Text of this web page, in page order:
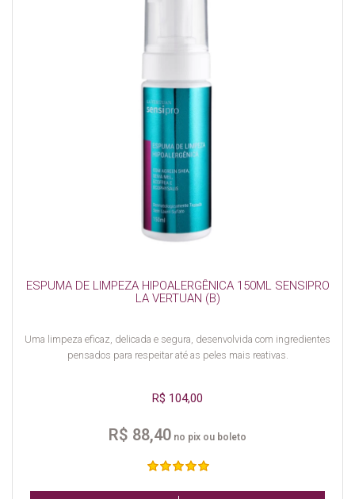
ESPUMA DE LIMPEZA HIPOALERGÊNICA 150ML SENSIPRO
LA VERTUAN (B)
Uma limpeza eficaz, delicada e segura, desenvolvida com ingredientes
pensados para respeitar até as peles mais reativas.
R$ 104,00
R$ 88,40 no pix ou boleto